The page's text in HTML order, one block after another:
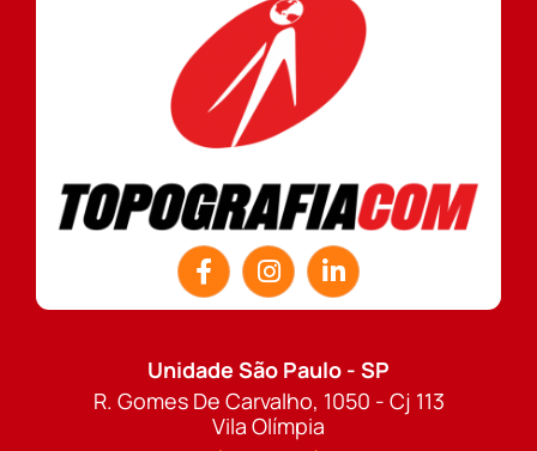
Unidade São Paulo - SP
R. Gomes De Carvalho, 1050 - Cj 113
Vila Olímpia